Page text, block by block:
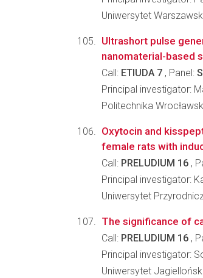
Uniwersytet
Ultrashort pulse
nanomaterial-based
Call: ETIUDA 7 , Panel:
Principal investigator:
Politechnika
Oxytocin and
female rats with
Call: PRELUDIUM 16 ,
Principal investigator:
Uniwersytet
The significance of
Call: PRELUDIUM 16 ,
Principal investigator:
Uniwersytet